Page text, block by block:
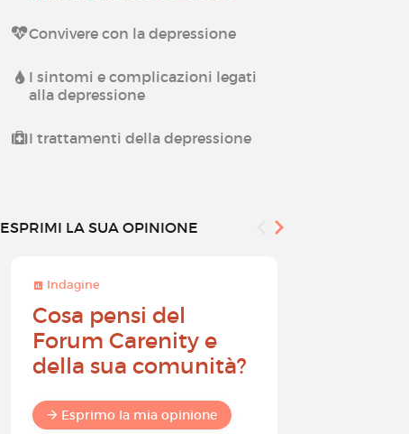
Convivere con la depressione
I sintomi e complicazioni legati
alla depressione
I trattamenti della depressione
ESPRIMI LA SUA OPINIONE
Indagine
Cosa pensi del
Forum Carenity e
della sua comunità?
Esprimo la mia opinione